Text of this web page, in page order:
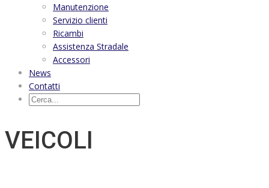
Manutenzione
Servizio clienti
Ricambi
Assistenza Stradale
Accessori
News
Contatti
VEICOLI